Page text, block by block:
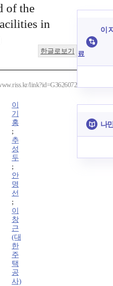
of the
in
한글로보기
link?id=G3626072
이
기
홍
;
추
성
두
;
안
명
선
;
이
창
근
(대
한
주
택
공
사)
이
료
나